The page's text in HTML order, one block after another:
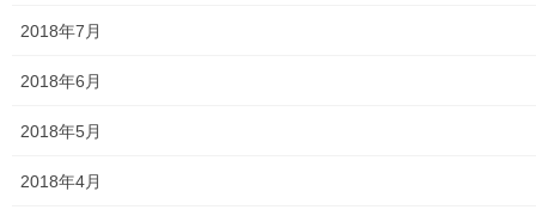
2018年7月
2018年6月
2018年5月
2018年4月